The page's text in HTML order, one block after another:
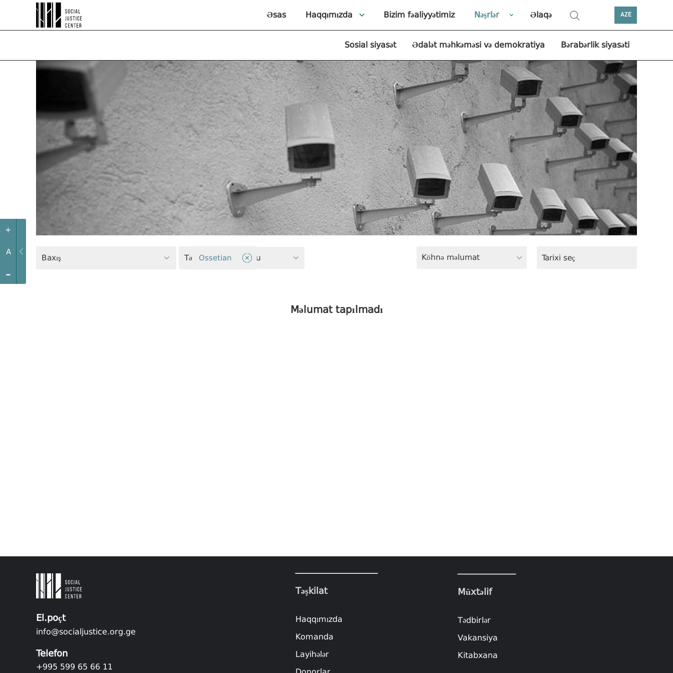
+
A
-
Əsas Haqqımızda Bizim fəaliyyətimiz Nəşrlər Əlaqə AZE
Sosial siyasət Ədalət məhkəməsi və demokratiya Bərabərlik siyasəti
Baxış Təhlükəsizlik sektoru
Ossetian Köhnə məlumat
Məlumat tapılmadı
El.poçt
info@socialjustice.org.ge
Telefon
+995 599 65 66 11
Təşkilat
Haqqımızda
Komanda
Layihələr
Müxtəlif
Tədbirlər
Vakansiya
Kitabxana